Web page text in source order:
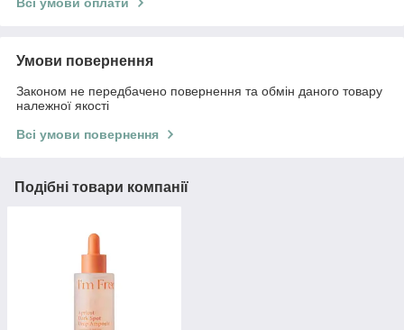
Умови повернення
Законом не передбачено повернення та обмін даного товару
належної якості
Всі умови повернення
Подібні товари компанії